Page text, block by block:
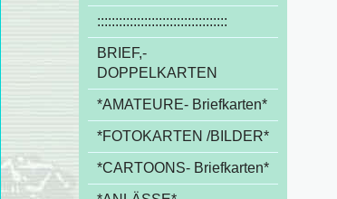
::::::::::::::::::::::::::::::::::::
BRIEF,-
DOPPELKARTEN
*AMATEURE- Briefkarten*
*FOTOKARTEN /BILDER*
*CARTOONS- Briefkarten*